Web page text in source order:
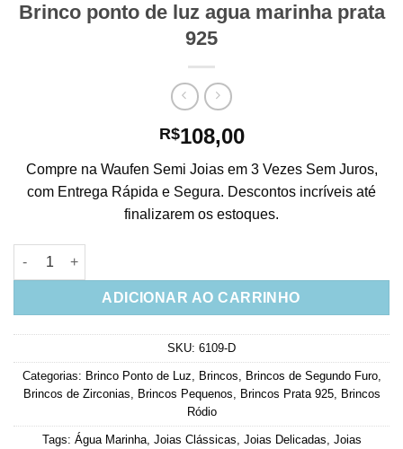
Brinco ponto de luz agua marinha prata
925
R$108,00
Compre na Waufen Semi Joias em 3 Vezes Sem Juros,
com Entrega Rápida e Segura. Descontos incríveis até
finalizarem os estoques.
Brinco ponto de luz agua marinha prata 925 quantidade
ADICIONAR AO CARRINHO
SKU: 6109-D
Categorias: Brinco Ponto de Luz Brincos Brincos de Segundo Furo,
Brincos de Zirconias
Brincos Pequenos Brincos Prata 925, Brincos
Ródio
Tags: Água Marinha, Joias Clássicas Joias Delicadas Joias